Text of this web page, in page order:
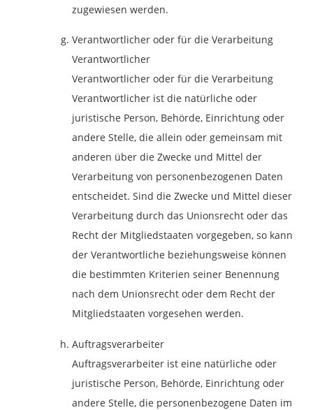
zugewiesen werden.
Verantwortlicher oder für die Verarbeitung
Verantwortlicher
Verantwortlicher oder für die Verarbeitung
Verantwortlicher ist die natürliche oder
juristische Person, Behörde, Einrichtung oder
andere Stelle, die allein oder gemeinsam mit
anderen über die Zwecke und Mittel der
Verarbeitung von personenbezogenen Daten
entscheidet. Sind die Zwecke und Mittel dieser
Verarbeitung durch das Unionsrecht oder das
Recht der Mitgliedstaaten vorgegeben, so kann
der Verantwortliche beziehungsweise können
die bestimmten Kriterien seiner Benennung
nach dem Unionsrecht oder dem Recht der
Mitgliedstaaten vorgesehen werden.
Auftragsverarbeiter
Auftragsverarbeiter ist eine natürliche oder
juristische Person, Behörde, Einrichtung oder
andere Stelle, die personenbezogene Daten im